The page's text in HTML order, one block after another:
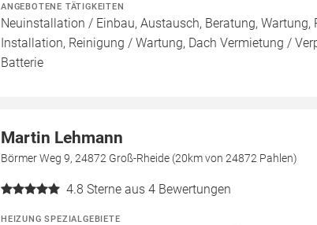
ANGEBOTENE TÄTIGKEITEN
Neuinstallation / Einbau, Austausch, Beratung,
Installation, Reinigung / Wartung, Dach Vermietung /
Batterie
Martin Lehmann
Börmer Weg 9, 24872 Groß-Rheide (20km von 24872 Pahlen)
4.8 Sterne aus 4 Bewertungen
HEIZUNG SPEZIALGEBIETE